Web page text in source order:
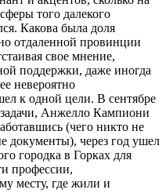
того далекого
Какова была доля
отдаленной провинции
свое мнение,
поддержки, даже иногда
невероятно
к одной цели. В сентябре
Анжелло Кампиони
(чего никто не
документы), через год ушел
городка в Горках для
профессии,
месту, где жили и